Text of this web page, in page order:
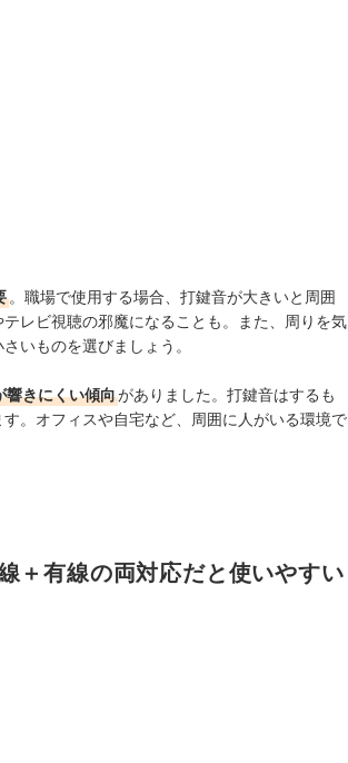
。職場で使用する場合、打鍵音が大きいと周囲
レビ視聴の邪魔になることも。また、周りを気
いものを選びましょう。
響きにくい傾向がありました。打鍵音はするも
。オフィスや自宅など、周囲に人がいる環境で
＋有線の両対応だと使いやすい